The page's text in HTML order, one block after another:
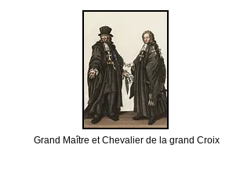
Grand Maître et Chevalier de la grand Croix